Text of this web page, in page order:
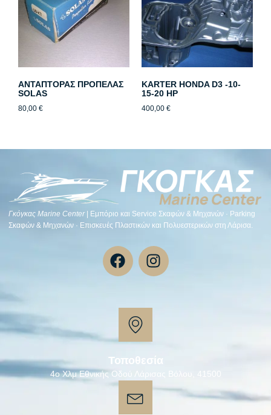
ΑΝΤΑΠΤΟΡΑΣ ΠΡΟΠΕΛΑΣ
SOLAS
80,00 €
KARTER HONDA D3 -10-
15-20 HP
400,00 €
Γκόγκας Μarine Center| Εμπόριο και Service Σκαφών & Μηχανών · Parking
Σκαφών & Μηχανών · Επισκευές Πλαστικών και Πολυεστερικών στη Λάρισα.
Τοποθεσία
4ο Χλμ Εθνικής Οδού Λάρισας Βόλου, 41500